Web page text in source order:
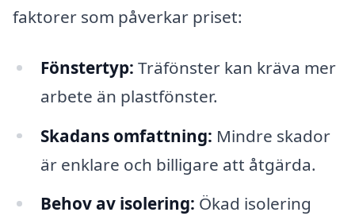
faktorer som påverkar priset:
Fönstertyp: Träfönster kan kräva mer
arbete än plastfönster.
Skadans omfattning: Mindre skador
är enklare och billigare att åtgärda.
Behov av isolering: Ökad isolering